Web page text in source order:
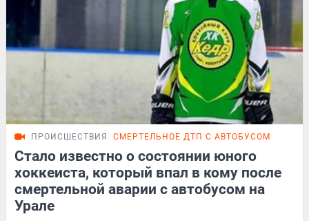
ПРОИСШЕСТВИЯ СМЕРТЕЛЬНОЕ ДТП С АВТОБУСОМ
Стало известно о состоянии юного
хоккеиста, который впал в кому после
смертельной аварии с автобусом на
Урале